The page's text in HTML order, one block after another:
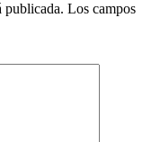
publicada. Los campos